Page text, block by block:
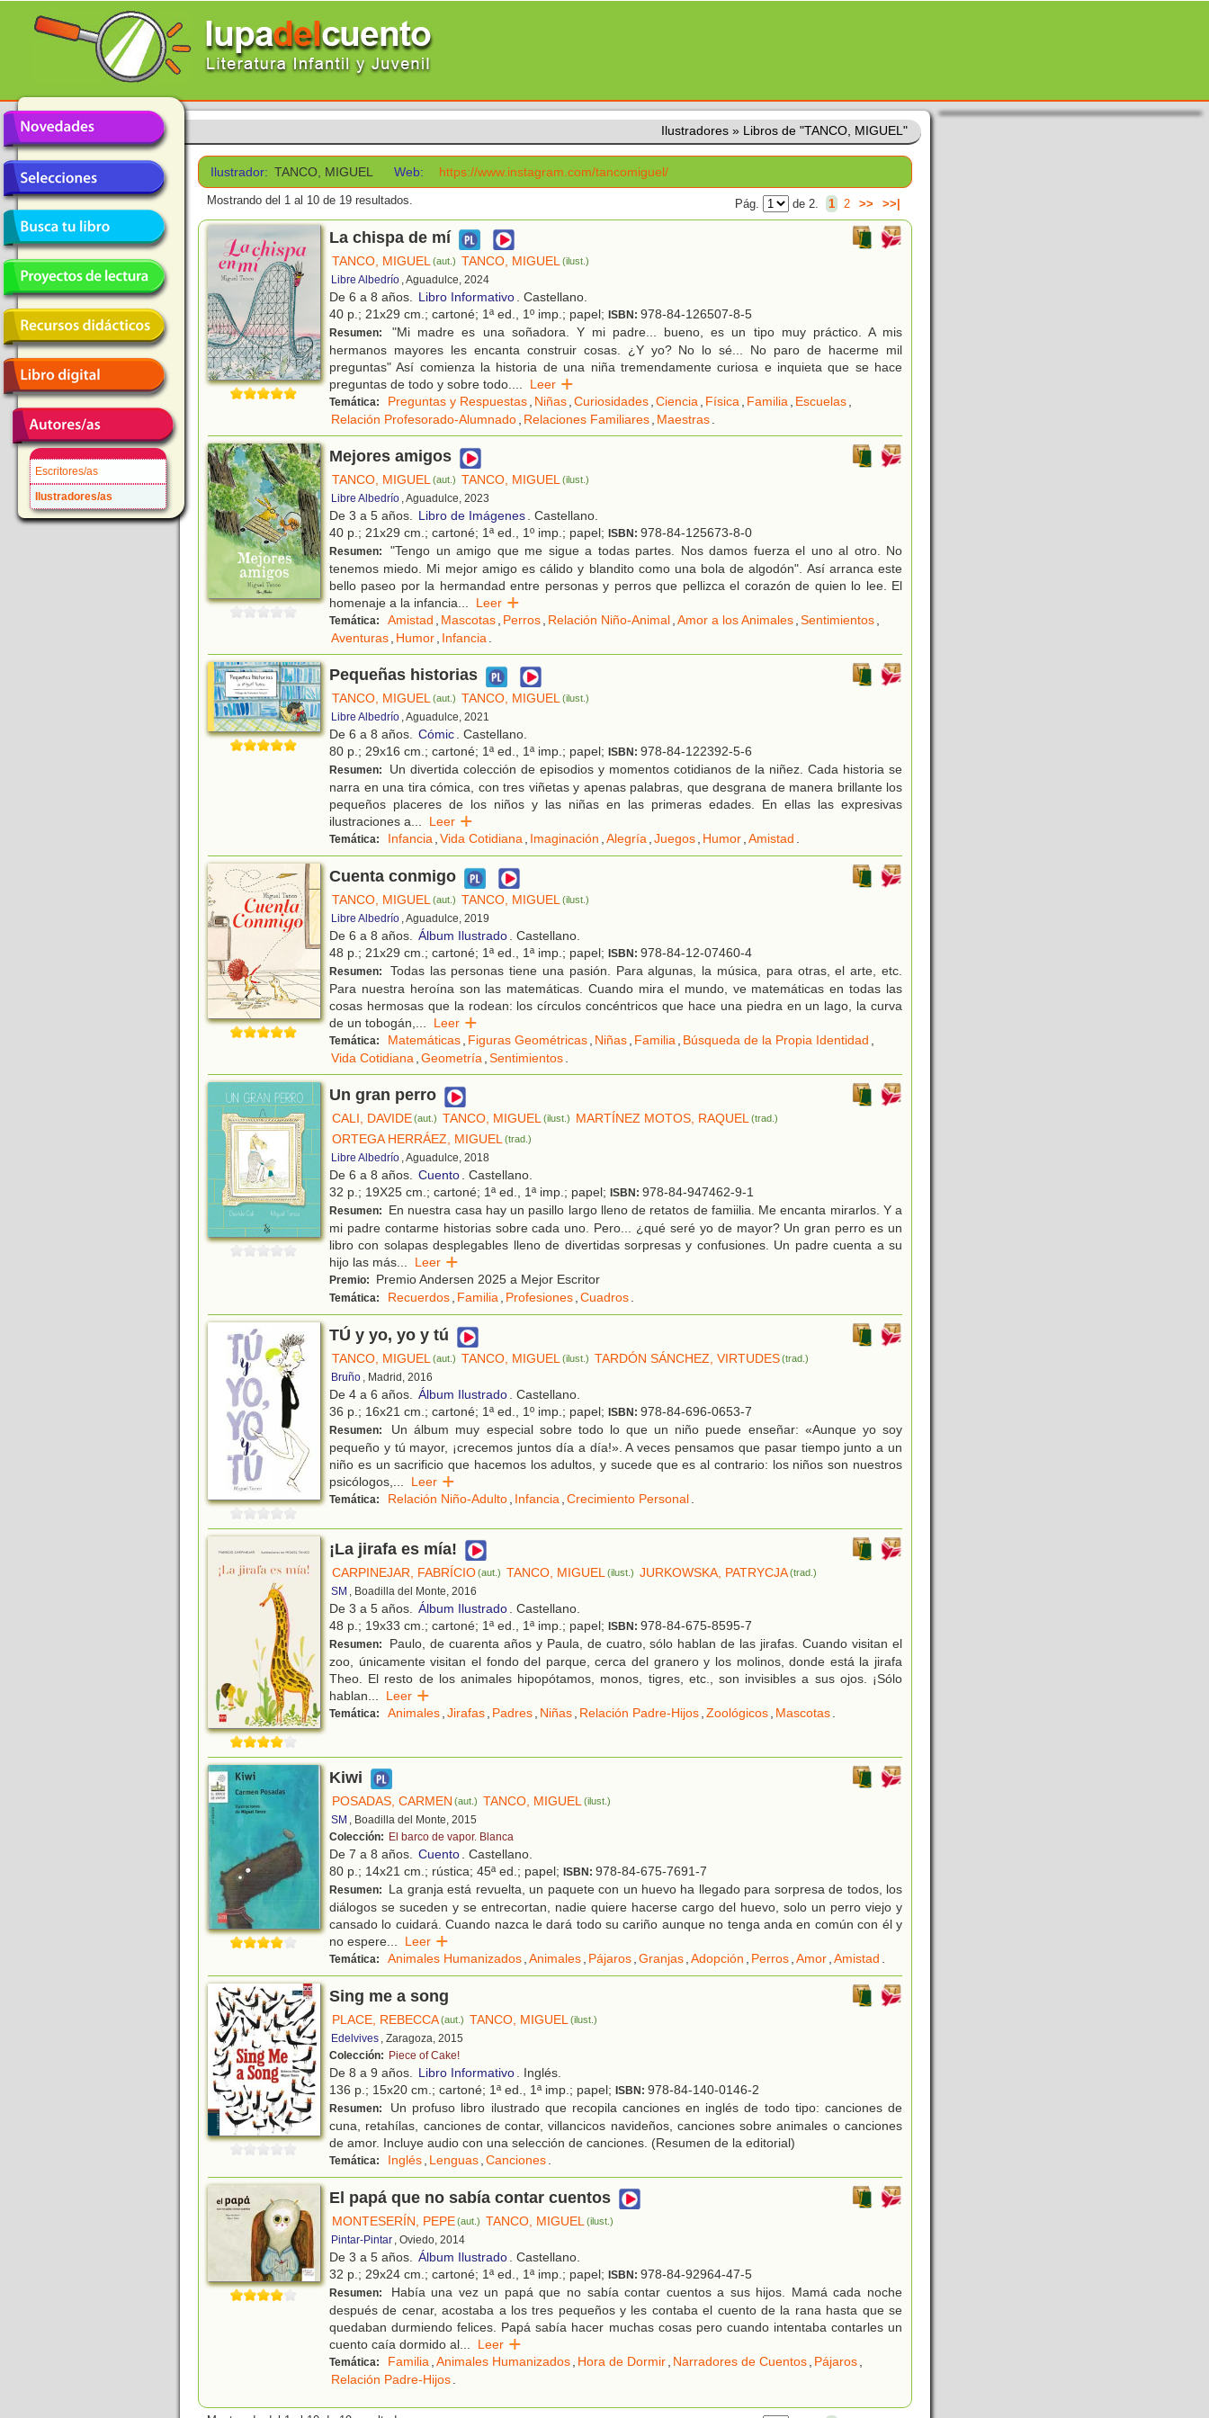
Escritores/as
Ilustradores/as
Ilustradores » Libros de "TANCO, MIGUEL"
Ilustrador: TANCO, MIGUEL Web: https://www.instagram.com/tancomiguel/
Mostrando del 1 al 10 de 19 resultados. Pág. de 2. 1 2 >> >>|
La chispa de mí
TANCO, MIGUEL(aut.) TANCO, MIGUEL(ilust.)
Libre Albedrío , Aguadulce, 2024
De 6 a 8 años. Libro Informativo. Castellano.
40 p.; 21x29 cm.; cartoné; 1ª ed., 1º imp.; papel; ISBN: 978-84-126507-8-5
Resumen:
"Mi madre es una soñadora. Y mi padre... bueno, es un tipo muy práctico. A mis
hermanos mayores les encanta construir cosas. ¿Y yo? No lo sé... No paro de hacerme mil
preguntas" Así comienza la historia de una niña tremendamente curiosa e inquieta que se hace
preguntas de todo y sobre todo.... Leer
Temática: Preguntas y Respuestas, Niñas,Curiosidades,Ciencia, Física, Familia, Escuelas,
Relación Profesorado-Alumnado, Relaciones Familiares, Maestras.
Mejores amigos
TANCO, MIGUEL(aut.) TANCO, MIGUEL(ilust.)
Libre Albedrío , Aguadulce, 2023
De 3 a 5 años. Libro de Imágenes. Castellano.
40 p.; 21x29 cm.; cartoné; 1ª ed., 1º imp.; papel; ISBN: 978-84-125673-8-0
Resumen:
"Tengo un amigo que me sigue a todas partes. Nos damos fuerza el uno al otro. No
tenemos miedo. Mi mejor amigo es cálido y blandito como una bola de algodón". Así arranca este
bello paseo por la hermandad entre personas y perros que pellizca el corazón de quien lo lee. El
homenaje a la infancia... Leer
Temática: Amistad , Mascotas, Perros, Relación Niño-Animal,Amor a los Animales,Sentimientos,
Aventuras, Humor, Infancia.
Pequeñas historias
TANCO, MIGUEL(aut.) TANCO, MIGUEL(ilust.)
Libre Albedrío , Aguadulce, 2021
De 6 a 8 años. Cómic. Castellano.
80 p.; 29x16 cm.; cartoné; 1ª ed., 1ª imp.; papel; ISBN: 978-84-122392-5-6
Resumen:
Un divertida colección de episodios y momentos cotidianos de la niñez. Cada historia se
narra en una tira cómica, con tres viñetas y apenas palabras, que desgrana de manera brillante los
pequeños placeres de los niños y las niñas en las primeras edades. En ellas las expresivas
ilustraciones a... Leer
Temática: Infancia,Vida Cotidiana, Imaginación ,Alegría,Juegos, Humor,Amistad .
Cuenta conmigo
TANCO, MIGUEL(aut.) TANCO, MIGUEL(ilust.)
Libre Albedrío , Aguadulce, 2019
De 6 a 8 años. Álbum Ilustrado. Castellano.
48 p.; 21x29 cm.; cartoné; 1ª ed., 1ª imp.; papel; ISBN: 978-84-12-07460-4
Resumen:
Todas las personas tiene una pasión. Para algunas, la música, para otras, el arte, etc.
Para nuestra heroína son las matemáticas. Cuando mira el mundo, ve matemáticas en todas las
cosas hermosas que la rodean: los círculos concéntricos que hace una piedra en un lago, la curva
de un tobogán,... Leer
Temática: Matemáticas, Figuras Geométricas, Niñas, Familia, Búsqueda de la Propia Identidad ,
Vida Cotidiana,Geometría,Sentimientos.
Un gran perro
CALI, DAVIDE(aut.) TANCO, MIGUEL(ilust.) MARTÍNEZ MOTOS, RAQUEL (trad.)
ORTEGA HERRÁEZ, MIGUEL(trad.)
Libre Albedrío , Aguadulce, 2018
De 6 a 8 años. Cuento. Castellano.
32 p.; 19X25 cm.; cartoné; 1ª ed., 1ª imp.; papel; ISBN: 978-84-947462-9-1
Resumen:
En nuestra casa hay un pasillo largo lleno de retatos de famiilia. Me encanta mirarlos. Y a
mi padre contarme historias sobre cada uno. Pero... ¿qué seré yo de mayor? Un gran perro es un
libro con solapas desplegables lleno de divertidas sorpresas y confusiones. Un padre cuenta a su
hijo las más... Leer
Premio: Premio Andersen 2025 a Mejor Escritor
Temática: Recuerdos, Familia, Profesiones,Cuadros.
TÚ y yo, yo y tú
TANCO, MIGUEL(aut.) TANCO, MIGUEL(ilust.) TARDÓN SÁNCHEZ, VIRTUDES (trad.)
Bruño , Madrid, 2016
De 4 a 6 años. Álbum Ilustrado. Castellano.
36 p.; 16x21 cm.; cartoné; 1ª ed., 1º imp.; papel; ISBN: 978-84-696-0653-7
Resumen:
Un álbum muy especial sobre todo lo que un niño puede enseñar: «Aunque yo soy
pequeño y tú mayor, ¡crecemos juntos día a día!». A veces pensamos que pasar tiempo junto a un
niño es un sacrificio que hacemos los adultos, y sucede que es al contrario: los niños son nuestros
psicólogos,... Leer
Temática: Relación Niño-Adulto, Infancia,Crecimiento Personal.
¡La jirafa es mía!
CARPINEJAR, FABRÍCIO(aut.) TANCO, MIGUEL(ilust.) JURKOWSKA, PATRYCJA(trad.)
SM , Boadilla del Monte, 2016
De 3 a 5 años. Álbum Ilustrado. Castellano.
48 p.; 19x33 cm.; cartoné; 1ª ed., 1ª imp.; papel; ISBN: 978-84-675-8595-7
Resumen:
Paulo, de cuarenta años y Paula, de cuatro, sólo hablan de las jirafas. Cuando visitan el
zoo, únicamente visitan el fondo del parque, cerca del granero y los molinos, donde está la jirafa
Theo. El resto de los animales hipopótamos, monos, tigres, etc., son invisibles a sus ojos. ¡Sólo
hablan... Leer
Temática: Animales,Jirafas, Padres, Niñas, Relación Padre-Hijos,Zoológicos, Mascotas.
Kiwi
POSADAS, CARMEN (aut.) TANCO, MIGUEL (ilust.)
SM
, Boadilla del Monte, 2015
Colección: El barco de vapor. Blanca
De 7 a 8 años. Cuento
. Castellano.
80 p.; 14x21 cm.; rústica; 45ª ed.; papel; ISBN: 978-84-675-7691-7
Resumen:
La granja está revuelta, un paquete con un huevo ha llegado para sorpresa de todos, los
diálogos se suceden y se entrecortan, nadie quiere hacerse cargo del huevo, solo un perro viejo y
cansado lo cuidará. Cuando nazca le dará todo su cariño aunque no tenga anda en común con él y
no espere
Leer
Temática: Animales Humanizados Animales Pájaros Granjas Adopción Perros Amor Amistad
Sing me a song
PLACE, REBECCA(aut.) TANCO, MIGUEL (ilust.)
Edelvives , Zaragoza, 2015
Colección: Piece of Cake!
De 8 a 9 años. Libro Informativo
. Inglés.
136 p.; 15x20 cm.; cartoné; 1ª ed., 1ª imp.; papel; ISBN: 978-84-140-0146-2
Resumen:
Un profuso libro ilustrado que recopila canciones en inglés de todo tipo: canciones de
cuna, retahílas, canciones de contar, villancicos navideños, canciones sobre animales o canciones
de amor. Incluye audio con una selección de canciones. (Resumen de la editorial)
Temática: Inglés Lenguas Canciones
El papá que no sabía contar cuentos
MONTESERÍN, PEPE(aut.) TANCO, MIGUEL (ilust.)
Pintar-Pintar , Oviedo, 2014
De 3 a 5 años. Álbum Ilustrado
. Castellano.
32 p.; 29x24 cm.; cartoné; 1ª ed., 1ª imp.; papel; ISBN: 978-84-92964-47-5
Resumen:
Había una vez un papá que no sabía contar cuentos a sus hijos. Mamá cada noche
después de cenar, acostaba a los tres pequeños y les contaba el cuento de la rana hasta que se
quedaban durmiendo felices. Papá sabía hacer muchas cosas pero cuando intentaba contarles un
cuento caía dormido al
Leer
Temática: Familia Animales Humanizados Hora de Dormir Narradores de Cuentos Pájaros
Relación Padre-Hijos